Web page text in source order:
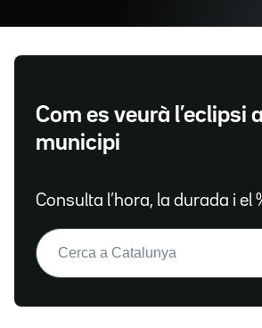
Com es veurà l’eclipsi
municipi
Consulta l’hora, la durada i el
Buscar: